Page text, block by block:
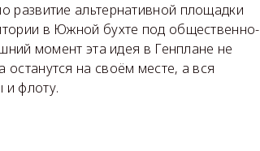
развитие альтернативной площадки
в Южной бухте под общественно-
момент эта идея в Генплане не
на своём месте, а вся
флоту.